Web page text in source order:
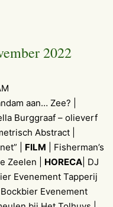
2022
aan… Zee? |
Burggraaf – olieverf
Abstract |
| FILM | Fisherman’s
Zeelen | HORECA | DJ
Evenement Tapperij
Evenement